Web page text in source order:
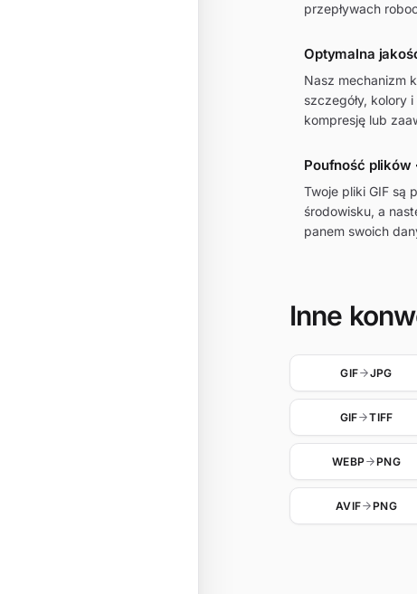
przepływach
Optymalna
Nasz mechanizm
szczegóły, kolory
kompresję lub
Poufność
Twoje pliki GIF są
środowisku, a
panem swoich
Inne
GIF JPG
GIF TIFF
WEBP PNG
AVIF PNG